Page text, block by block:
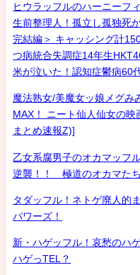
ヒウラッフルのハーニーフ
生前整理人！孤立し孤独死
完結編＞ キャッシング計
つ病統合失調症14年生
米が泣いた！認知症鬱病60
魔法熟女/美魔女ッ娘メグみ
MAX！ ニート仙人仙女の
まとめ速報Z)]
乙女系腐男子のオカマッフ
逆襲！！ 極道のオカマたち
タダッフル！ネトゲ廃人的
パワーズ！
新・ハゲッフル！哀愁のハ
ハゲっTEL？